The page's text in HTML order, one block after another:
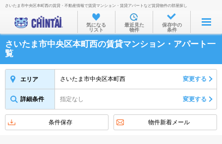
お部屋を探す
沿線・駅から
住所から
家賃相場から
不動産会社から
さいたま市中央区本町西の賃貸・不動産情報で賃貸マンション・賃貸アパートなど賃貸物件の部屋探し
気になる
リスト
最近見た
物件
保存中の
条件
さいたま市中央区本町西の賃貸マンション・アパート一
覧
エリア さいたま市中央区本町西 変更する
詳細条件 指定なし 変更する
条件保存 物件新着メール